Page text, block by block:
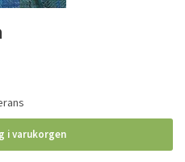
i varukorgen